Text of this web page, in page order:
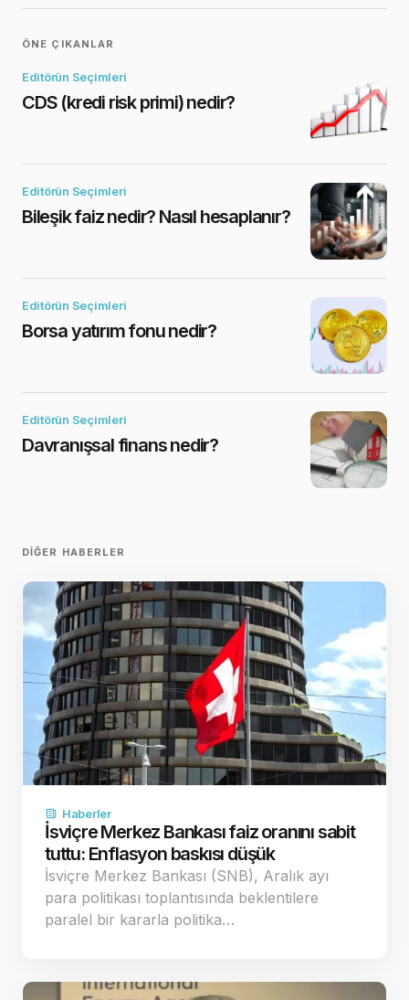
ÖNE ÇIKANLAR
Editörün Seçimleri
CDS (kredi risk primi) nedir?
Editörün Seçimleri
Bileşik faiz nedir? Nasıl hesaplanır?
Editörün Seçimleri
Borsa yatırım fonu nedir?
Editörün Seçimleri
Davranışsal finans nedir?
DIĞER HABERLER
Haberler
İsviçre Merkez Bankası faiz oranını sabit
tuttu: Enflasyon baskısı düşük
İsviçre Merkez Bankası (SNB), Aralık ayı
para politikası toplantısında beklentilere
paralel bir kararla politika…